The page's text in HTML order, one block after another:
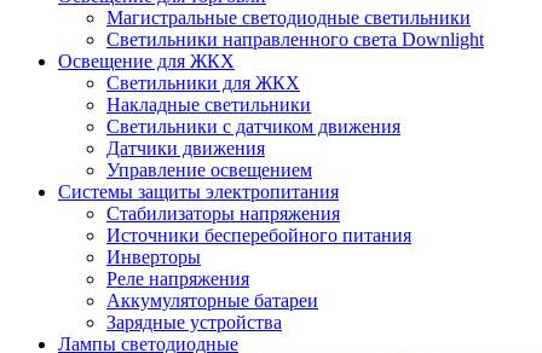
Магистральные светодиодные светильники
Светильники направленного света Downlight
Освещение для ЖКХ
Светильники для ЖКХ
Накладные светильники
Светильники с датчиком движения
Датчики движения
Управление освещением
Системы защиты электропитания
Стабилизаторы напряжения
Источники бесперебойного питания
Инверторы
Реле напряжения
Аккумуляторные батареи
Зарядные устройства
Лампы светодиодные